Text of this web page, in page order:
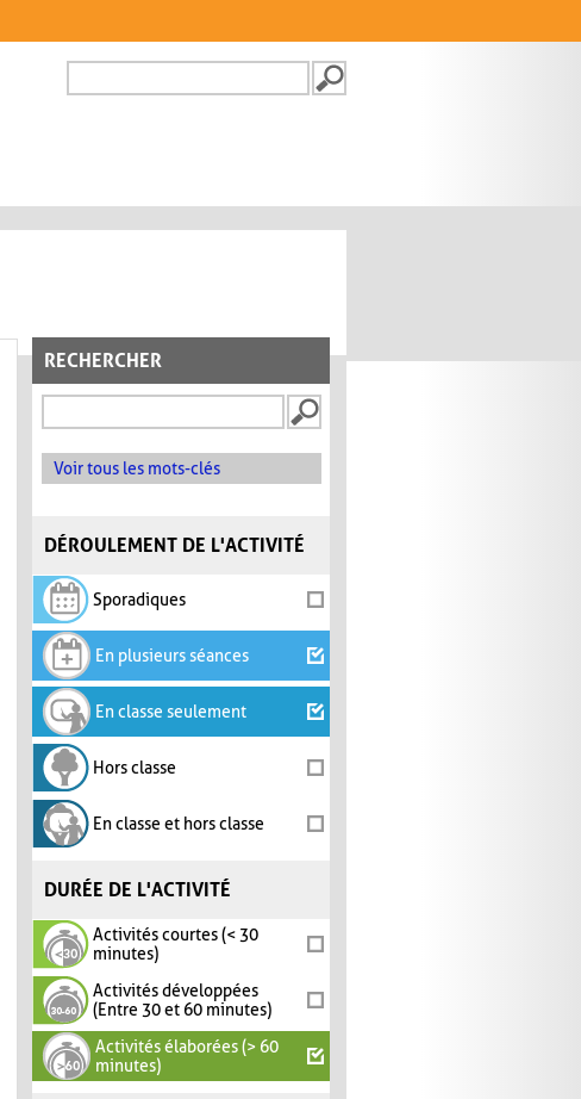
FORMULAIRE DE
RECHERCHER
Voir tous les mots-clés
DÉROULEMENT DE L'ACTIVITÉ
Sporadiques
En plusieurs séances
En classe seulement
Hors classe
En classe et hors classe
DURÉE DE L'ACTIVITÉ
Activités courtes (< 30
minutes)
Activités développées
(Entre 30 et 60 minutes)
Activités élaborées (> 60
minutes)